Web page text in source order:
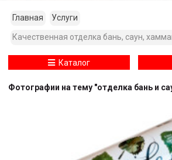
Главная Услуги
Качественная отделка бань, саун,
Каталог
Фотографии на тему "отделка бань и